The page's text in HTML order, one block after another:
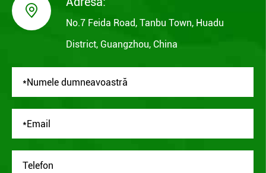

No.7 Feida Road, Tanbu Town, Huadu
District, Guangzhou, China